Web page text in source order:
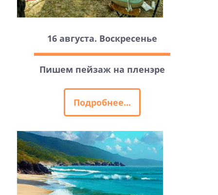
16 августа. Воскресенье
Пишем пейзаж на пленэре
Подробнее...